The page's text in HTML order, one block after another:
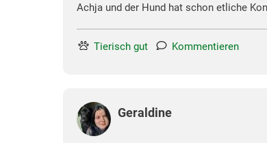
Achja und der Hund hat schon etliche
Tierisch gut Kommentieren
Geraldine